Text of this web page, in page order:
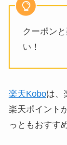
クーポン
い！
楽天Koboは、
楽天ポイント
っともおすす